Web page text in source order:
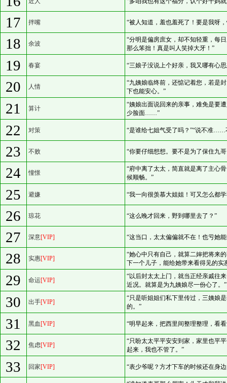
17 拌嘴 “被人知道，羞也羞死了！要是我呀
18 余波
“分明是偏房庶女，却不知轻重，每
那么笨拙！真是叫人笑掉大牙！”
19 春宴 “三娘子没说上个好亲，我又哪有心
20 人情
“九姨娘临终前，还惦记着您，若是
下也能安心。”
21 算计
“姨娘出面说回来的亲事，难免是要
少脸面……”
22 对策 “是谁给七姐气受了吗？”“说不准……
23 不败 “你要仔细想想。要不是为了保住九
24 憧憬
“府中离了太太，简直就是离了主心
候顺畅。”
25 避嫌 “我一向很羡慕大姐姐！可又怎么都
26 琼花 “这么晚才回来，野到哪里去了？”
27 深意[VIP] “这当口，太太偏偏就不在！也亏她
28 实惠[VIP]
“她心中只有自己，就算二婶把将来
下一个儿子，能给她带来看得见的实
29 命运[VIP]
“以后封太太上门，就当正经亲戚往
近况。就算是为九姨娘尽一份心了。”
30 出手[VIP]
“只是听姐姐们私下里传过，三姨娘
的。”
31 黑血 [VIP] “明早起来，把西里间整理整理，看
32 焦虑[VIP]
“只盼太太平平安安到家，家里也平
起来，我也不管了。”
33 回家[VIP] “表少爷呢？方才下车的时候还在身